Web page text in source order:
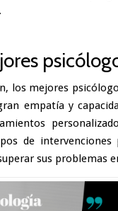
los mejores
empatía y
de intervenciones
sus problemas